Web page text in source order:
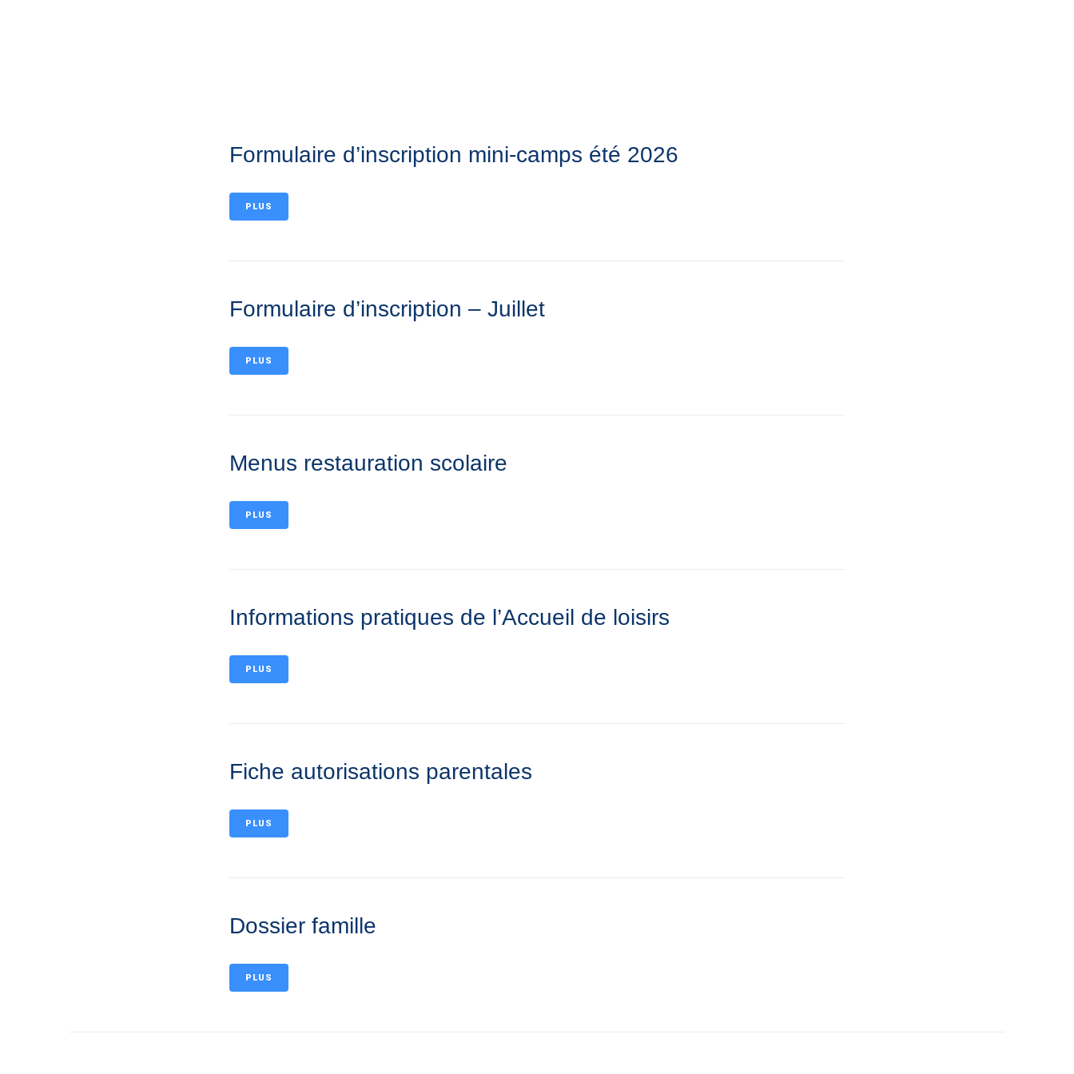
Formulaire d’inscription mini-camps été 2026
PLUS
Formulaire d’inscription – Juillet
PLUS
Menus restauration scolaire
PLUS
Informations pratiques de l’Accueil de loisirs
PLUS
Fiche autorisations parentales
PLUS
Dossier famille
PLUS